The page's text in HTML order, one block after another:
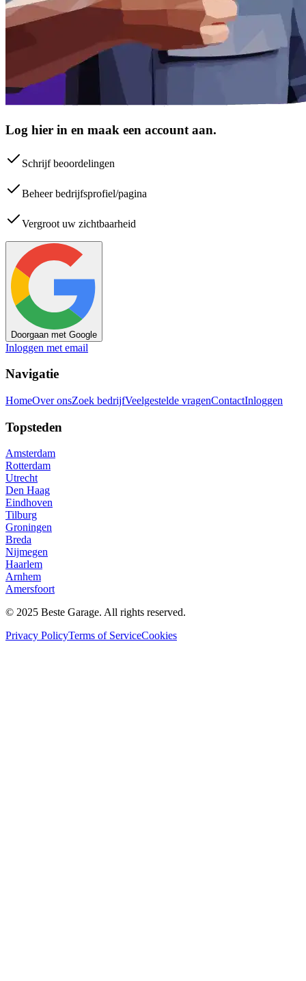
Log hier in en maak een account aan.
Schrijf beoordelingen
Beheer bedrijfsprofiel/pagina
Vergroot uw zichtbaarheid
Doorgaan met Google
Inloggen met email
Navigatie
HomeOver onsZoek bedrijfVeelgestelde vragenContactInloggen
Topsteden
Amsterdam
Rotterdam
Utrecht
Den Haag
Eindhoven
Tilburg
Groningen
Breda
Nijmegen
Haarlem
Arnhem
Amersfoort
© 2025 Beste Garage. All rights reserved.
Privacy PolicyTerms of ServiceCookies